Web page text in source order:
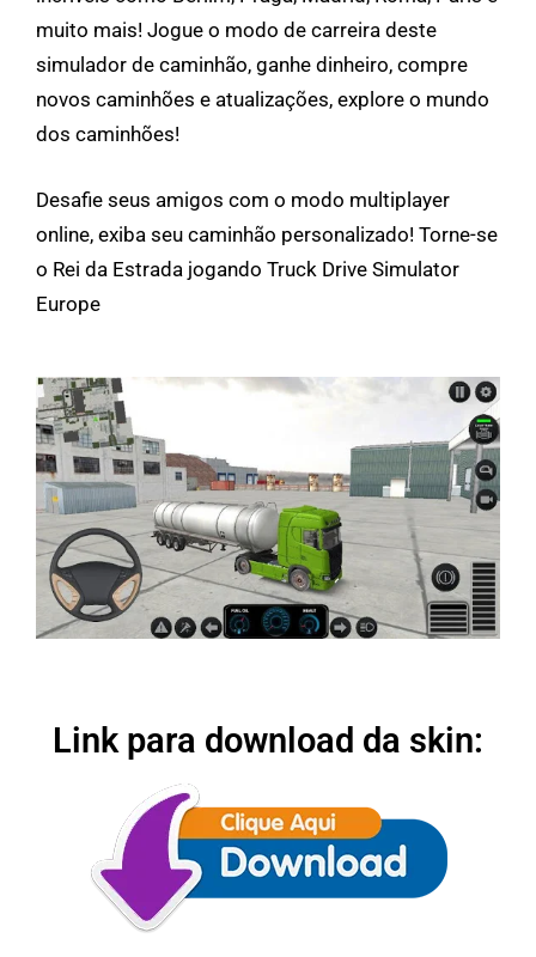
muito mais! Jogue o modo de carreira deste
simulador de caminhão, ganhe dinheiro, compre
novos caminhões e atualizações, explore o mundo
dos caminhões!
Desafie seus amigos com o modo multiplayer
online, exiba seu caminhão personalizado! Torne-se
o Rei da Estrada jogando Truck Drive Simulator
Europe
Link para download da skin: